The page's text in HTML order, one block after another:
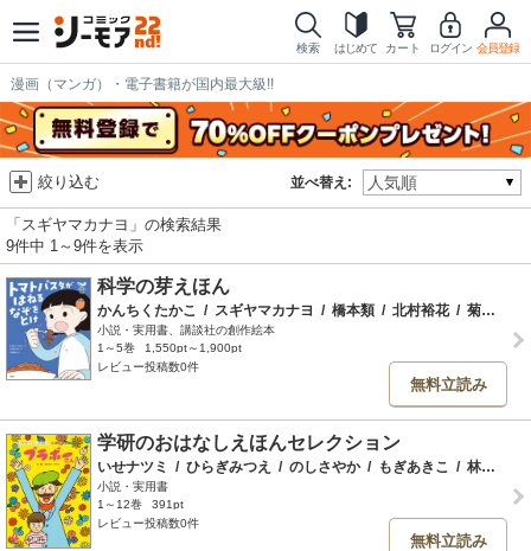
検索 はじめて カート ログイン 会員登録
漫画（マンガ）・電子書籍が国内最大級!!
並べ替え:
絞り込む
「スギヤマカナヨ」の検索結果
9件中 1～9件を表示
科学の芽えほん
かんちくたかこ / スギヤマカナヨ / 橋本類 / 北村裕花 / 菊地灯
小説・実用書、講談社の創作絵本
1～5巻
1,550pt～1,900pt
レビュー投稿数0件
無料立読み
学研のおはなしえほんセレクション
いせナツミ / ひらぎみつえ / のしさやか / もぎあきこ / 林るい
小説・実用書
1～12巻
391pt
レビュー投稿数0件
無料立読み